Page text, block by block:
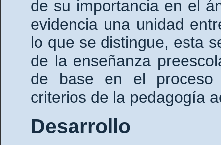
de su importancia en el
evidencia una unidad
lo que se distingue, esta
de la enseñanza
de base en el proceso
criterios de la pedagogía
Desarrollo